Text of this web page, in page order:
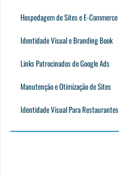
Hospedagem de Sites e E-Commerce
Identidade Visual e Branding Book
Links Patrocinados do Google Ads
Manutenção e Otimização de Sites
Identidade Visual Para Restaurantes